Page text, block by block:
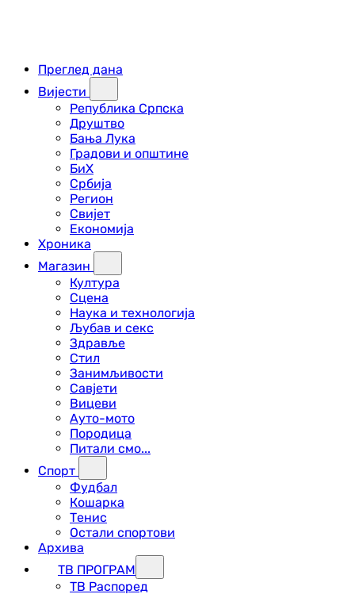
Преглед дана
Вијести
Република Српска
Друштво
Бања Лука
Градови и општине
БиХ
Србија
Регион
Свијет
Економија
Хроника
Магазин
Култура
Сцена
Наука и технологија
Љубав и секс
Здравље
Стил
Занимљивости
Савјети
Вицеви
Ауто-мото
Породица
Питали смо...
Спорт
Фудбал
Кошарка
Тенис
Остали спортови
Архива
ТВ ПРОГРАМ
ТВ Распоред